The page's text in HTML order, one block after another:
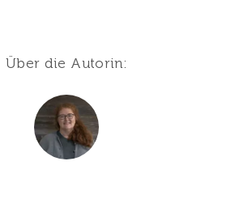
Über die Autorin: